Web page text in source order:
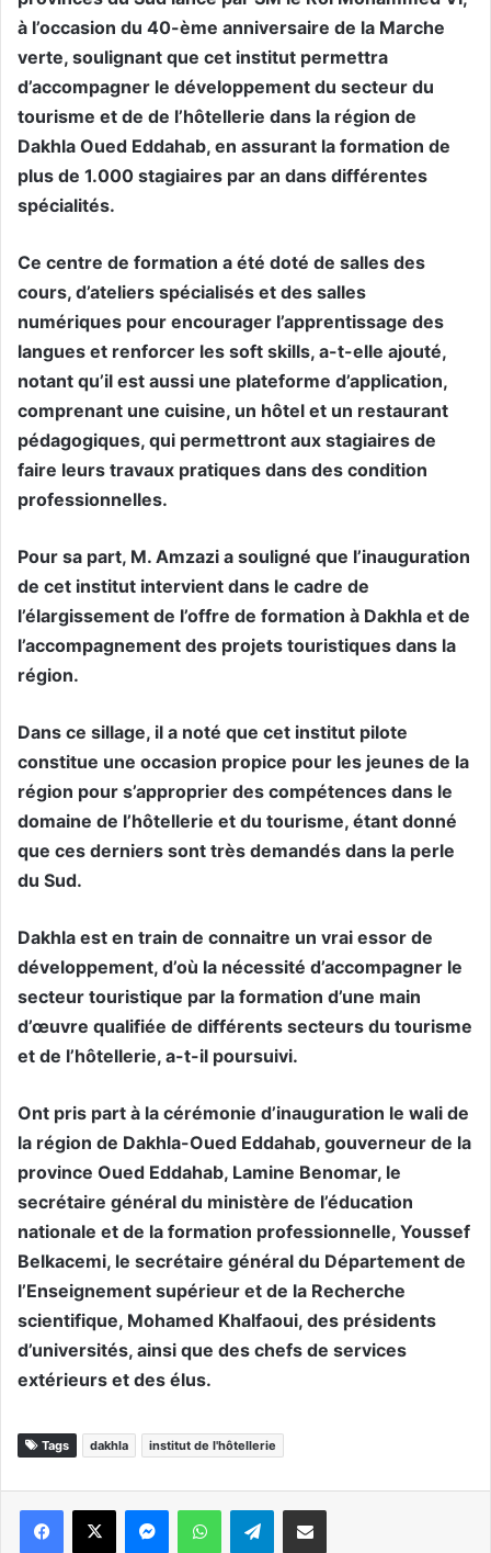
à l’occasion du 40-ème anniversaire de la Marche
verte, soulignant que cet institut permettra
d’accompagner le développement du secteur du
tourisme et de de l’hôtellerie dans la région de
Dakhla Oued Eddahab, en assurant la formation de
plus de 1.000 stagiaires par an dans différentes
spécialités.
Ce centre de formation a été doté de salles des
cours, d’ateliers spécialisés et des salles
numériques pour encourager l’apprentissage des
langues et renforcer les soft skills, a-t-elle ajouté,
notant qu’il est aussi une plateforme d’application,
comprenant une cuisine, un hôtel et un restaurant
pédagogiques, qui permettront aux stagiaires de
faire leurs travaux pratiques dans des condition
professionnelles.
Pour sa part, M. Amzazi a souligné que l’inauguration
de cet institut intervient dans le cadre de
l’élargissement de l’offre de formation à Dakhla et de
l’accompagnement des projets touristiques dans la
région.
Dans ce sillage, il a noté que cet institut pilote
constitue une occasion propice pour les jeunes de la
région pour s’approprier des compétences dans le
domaine de l’hôtellerie et du tourisme, étant donné
que ces derniers sont très demandés dans la perle
du Sud.
Dakhla est en train de connaitre un vrai essor de
développement, d’où la nécessité d’accompagner le
secteur touristique par la formation d’une main
d’œuvre qualifiée de différents secteurs du tourisme
et de l’hôtellerie, a-t-il poursuivi.
Ont pris part à la cérémonie d’inauguration le wali de
la région de Dakhla-Oued Eddahab, gouverneur de la
province Oued Eddahab, Lamine Benomar, le
secrétaire général du ministère de l’éducation
nationale et de la formation professionnelle, Youssef
Belkacemi, le secrétaire général du Département de
l’Enseignement supérieur et de la Recherche
scientifique, Mohamed Khalfaoui, des présidents
d’universités, ainsi que des chefs de services
extérieurs et des élus.
Tags dakhla institut de l'hôtellerie
WhatsApp Telegram